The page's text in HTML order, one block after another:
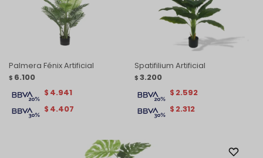
Palmera Fénix Artificial
$ 6.100
$ 4.407
$ 4.941
Spatifilium Artificial
$ 3.200
$ 2.312
$ 2.592